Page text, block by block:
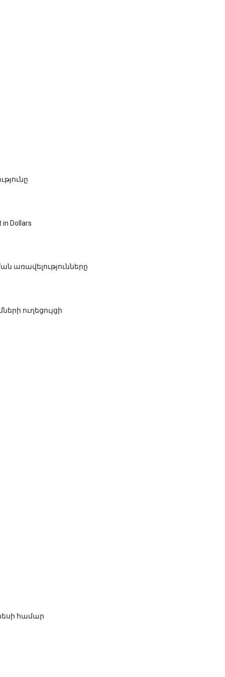
Dollars
առավելությունները
ուղեցույցի
համար